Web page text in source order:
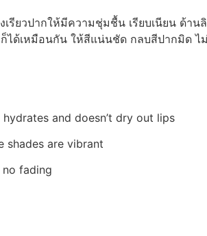
รียวปากให้มีความชุ่มชื้น เรียบเนียน ด้
ด้เหมือนกัน ให้สีแน่นชัด กลบสีปากมิด ไ
and doesn’t dry out lips
shades are vibrant
fading